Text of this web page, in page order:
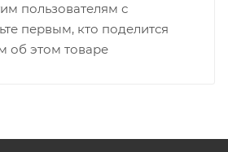
пользователям с
первым, кто поделится
об этом товаре